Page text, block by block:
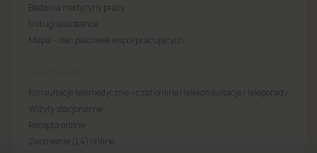
Badania medycyny pracy
Usługi assistance
Mapa – sieć placówek współpracujących
Konsultacje telemedyczne – czat online i telekonsultacje / teleporady
Wizyty stacjonarne
Recepta online
Zwolnienie (L4) online